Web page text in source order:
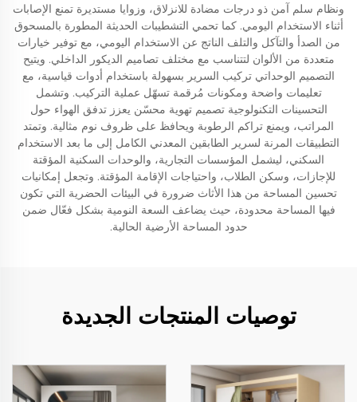
ونظام سلم آمن ذو درجات مضادة للانزلاق، وزوايا مستديرة تمنع الإصابات
أثناء الاستخدام اليومي. كما تحمي التشطيبات الحديثة المطورة بالمسحوق
من الصدأ والتآكل والتلف الناتج عن الاستخدام اليومي، مع توفير خيارات
متعددة من الألوان لتتناسب مع مختلف تصاميم الديكور الداخلي. ويتيح
التصميم الوحداتي تركيب السرير بسهولة باستخدام أدوات قياسية، مع
تعليمات واضحة ومكونات مُرقمة تسهّل عملية التركيب. وتشمل
التحسينات التكنولوجية تصميم تهوية محسّن يعزز تدفق الهواء حول
المراتب، ويمنع تراكم الرطوبة ويحافظ على ظروف نوم مثالية. وتمتد
التطبيقات المرنة لسرير الطابقين المعدني الكامل إلى ما بعد الاستخدام
السكني، ليشمل المؤسسات التجارية، والوحدات السكنية المؤقتة
للإجازات، وسكن الطلاب، واحتياجات الإقامة المؤقتة. وتجعل إمكانيات
تحسين المساحة من هذا الأثاث ضرورة في البيئات الحضرية التي تكون
فيها المساحة محدودة، حيث يضاعف السعة النومية بشكل فعّال ضمن
حدود المساحة الأرضية الحالية.
توصيات المنتجات الجديدة